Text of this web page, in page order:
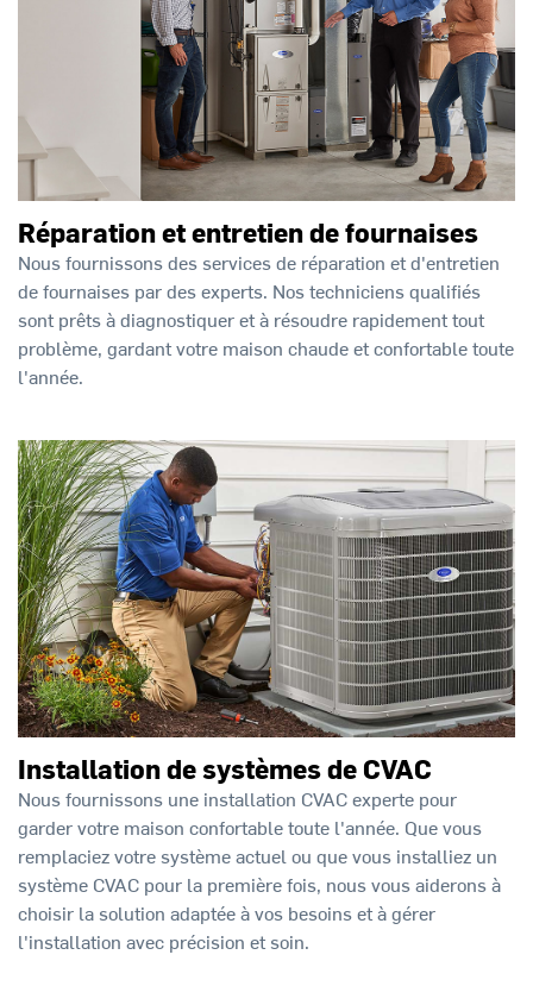
Réparation et entretien de fournaises
Nous fournissons des services de réparation et d'entretien
de fournaises par des experts. Nos techniciens qualifiés
sont prêts à diagnostiquer et à résoudre rapidement tout
problème, gardant votre maison chaude et confortable toute
l'année.
Installation de systèmes de CVAC
Nous fournissons une installation CVAC experte pour
garder votre maison confortable toute l'année. Que vous
remplaciez votre système actuel ou que vous installiez un
système CVAC pour la première fois, nous vous aiderons à
choisir la solution adaptée à vos besoins et à gérer
l'installation avec précision et soin.